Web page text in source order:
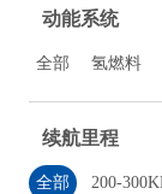
动能系统
全部 氢燃料
续航里程
全部 200-